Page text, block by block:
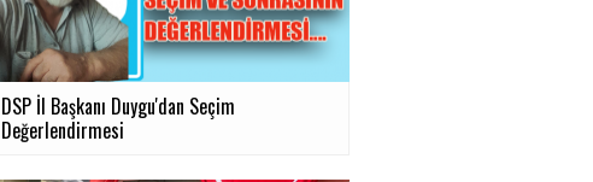
DSP İl Başkanı Duygu'dan Seçim
Değerlendirmesi